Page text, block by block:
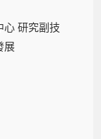
心 研究副技
展